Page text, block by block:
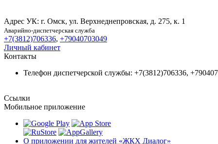
Адрес УК: г. Омск, ул. Верхнеднепровская, д. 275, к. 1
Аварийно-диспетчерская служба
+7(3812)706336, +79040703049
Личный кабинет
Контакты
Телефон диспетчерской службы: +7(3812)706336,
Ссылки
Мобильное приложение
О приложении для жителей «ЖКХ Диалог»